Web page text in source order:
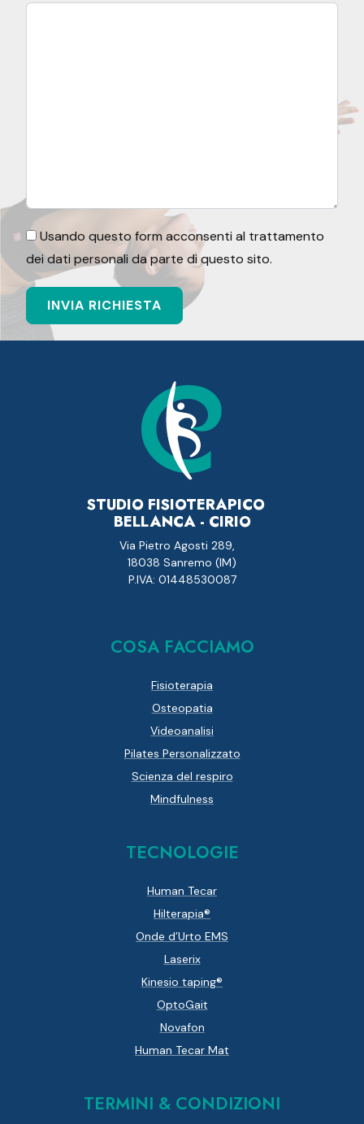
Usando questo form acconsenti al trattamento
dei dati personali da parte di questo sito.
STUDIO FISIOTERAPICO
BELLANCA - CIRIO
Via Pietro Agosti 289,
18038 Sanremo (IM)
P.IVA: 01448530087
COSA FACCIAMO
Fisioterapia
Osteopatia
Videoanalisi
Pilates Personalizzato
Scienza del respiro
Mindfulness
TECNOLOGIE
Human Tecar
Hilterapia®
Onde d’Urto EMS
Laserix
Kinesio taping®
OptoGait
Novafon
Human Tecar Mat
TERMINI & CONDIZIONI